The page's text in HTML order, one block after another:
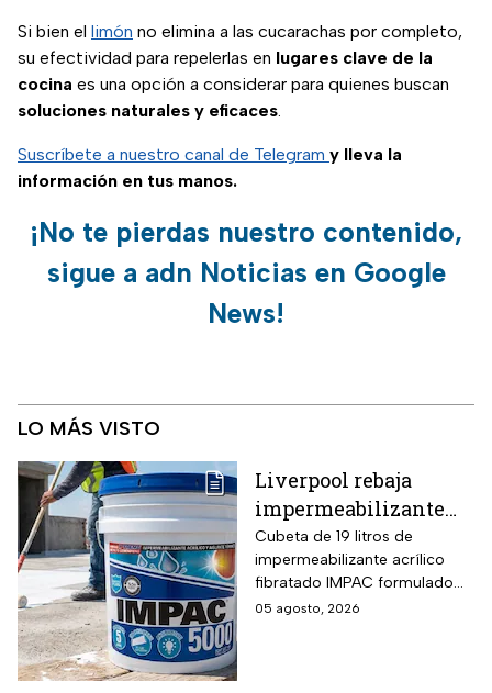
Si bien el limón no elimina a las cucarachas por completo,
su efectividad para repelerlas en lugares clave de la
cocina es una opción a considerar para quienes buscan
soluciones naturales y eficaces.
Suscríbete a nuestro canal de Telegram y lleva la
información en tus manos.
¡No te pierdas nuestro contenido,
sigue a adn Noticias en Google
News!
LO MÁS VISTO
Liverpool rebaja
impermeabilizante
fibratado IMPAC de 19
litros y secado rápido
de 4-6 horas con hasta
13 MSI
Cubeta de 19 litros de
impermeabilizante acrílico
fibratado IMPAC formulado
con base agua, resinas
05 agosto, 2026